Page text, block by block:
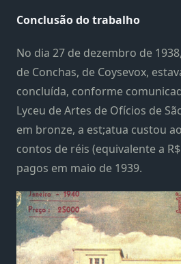
Conclusão do trabalho
No dia 27 de dezembro de
de Conchas, de Coysevox,
concluída, conforme
Lyceu de Artes de Ofícios de
em bronze, a est;atua custou
contos de réis (equivalente a
pagos em maio de 1939.